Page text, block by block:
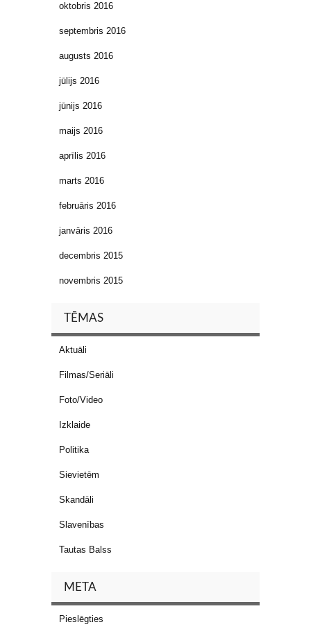
oktobris 2016
septembris 2016
augusts 2016
jūlijs 2016
jūnijs 2016
maijs 2016
aprīlis 2016
marts 2016
februāris 2016
janvāris 2016
decembris 2015
novembris 2015
TĒMAS
Aktuāli
Filmas/Seriāli
Foto/Video
Izklaide
Politika
Sievietēm
Skandāli
Slavenības
Tautas Balss
META
Pieslēgties